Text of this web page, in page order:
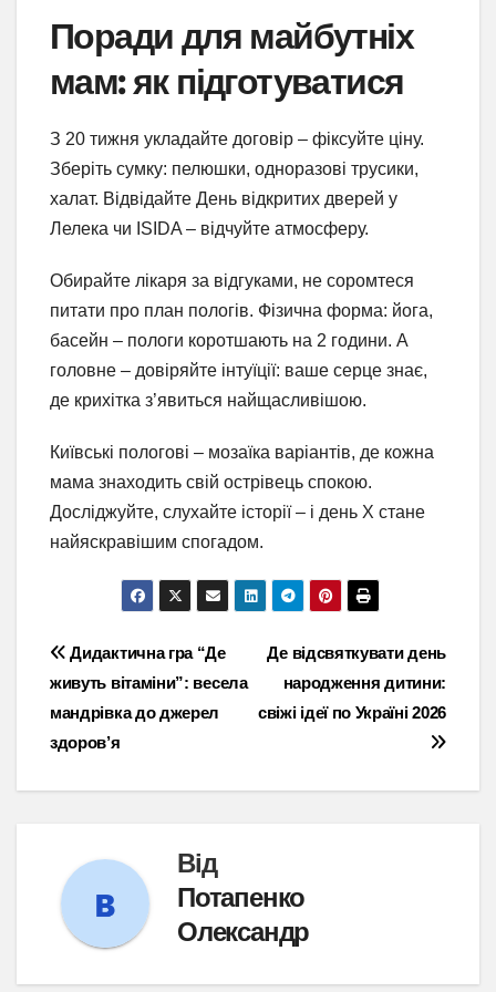
Поради для майбутніх
мам: як підготуватися
З 20 тижня укладайте договір – фіксуйте ціну.
Зберіть сумку: пелюшки, одноразові трусики,
халат. Відвідайте День відкритих дверей у
Лелека чи ISIDA – відчуйте атмосферу.
Обирайте лікаря за відгуками, не соромтеся
питати про план пологів. Фізична форма: йога,
басейн – пологи коротшають на 2 години. А
головне – довіряйте інтуїції: ваше серце знає,
де крихітка з’явиться найщасливішою.
Київські пологові – мозаїка варіантів, де кожна
мама знаходить свій острівець спокою.
Досліджуйте, слухайте історії – і день X стане
найяскравішим спогадом.
Навігація
записів
Де відсвяткувати день
народження дитини:
свіжі ідеї по Україні 2026
Дидактична гра “Де
живуть вітаміни”: весела
мандрівка до джерел
здоров’я
Від
Потапенко
Олександр